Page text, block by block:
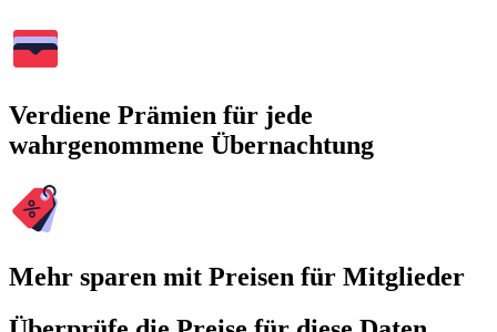
Verdiene Prämien für jede
wahrgenommene Übernachtung
Mehr sparen mit Preisen für Mitglieder